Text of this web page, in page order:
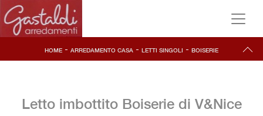
HOME - ARREDAMENTO CASA - LETTI SINGOLI - BOISERIE
Letto imbottito Boiserie di V&Nice